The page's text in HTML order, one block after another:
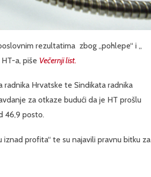
rezultatima zbog „pohlepe“ i „
a, piše Večernji list.
radnika Hrvatske te Sindikata radnika
za otkaze budući da je HT prošlu
46,9 posto.
iznad profita“ te su najavili pravnu bitku za